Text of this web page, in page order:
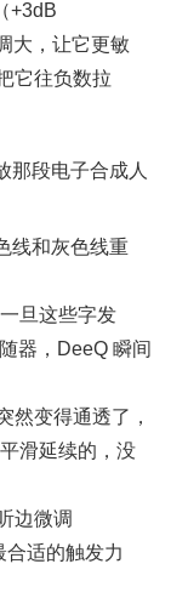
+3dB
大，让它更敏
它往负数拉
那段电子合成人
线和灰色线重
旦这些字发
器，DeeQ 瞬间
然变得通透了，
滑延续的，没
边微调
合适的触发力